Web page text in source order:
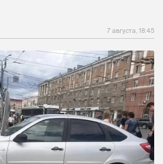
7 августа, 18:45